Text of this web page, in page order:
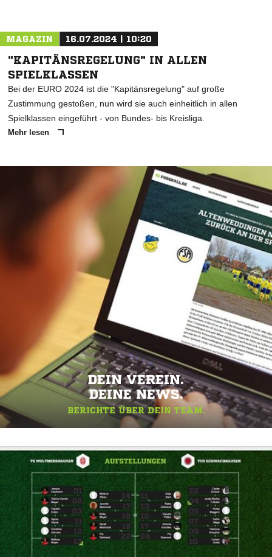
MAGAZIN 16.07.2024 | 10:20
"KAPITÄNSREGELUNG" IN ALLEN
SPIELKLASSEN
Bei der EURO 2024 ist die "Kapitänsregelung" auf große
Zustimmung gestoßen, nun wird sie auch einheitlich in allen
Spielklassen eingeführt - von Bundes- bis Kreisliga.
Mehr lesen
DEIN VEREIN.
DEINE NEWS.
BERICHTE ÜBER DEIN TEAM.